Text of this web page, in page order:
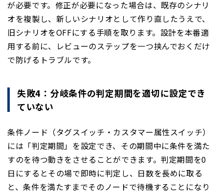
が必要です。修正が必要になった場合は、既存のシナリ
オを複製し、新しいシナリオとして作り直したうえで、
旧シナリオをOFFにする手順を取ります。設計を本番適
用する前に、レビューのステップを一つ挟んでおくだけ
で防げるトラブルです。
失敗4：分岐条件の判定期間を適切に設定でき
ていない
条件ノード（タグスイッチ・カスタマー属性スイッチ）
には「判定期間」を設定でき、その期間中に条件を満た
すのを待つ動きをさせることができます。判定期間を0
日にするとその場で即時に判定し、日数を長めに取る
と、条件を満たすまでそのノードで待機することになり